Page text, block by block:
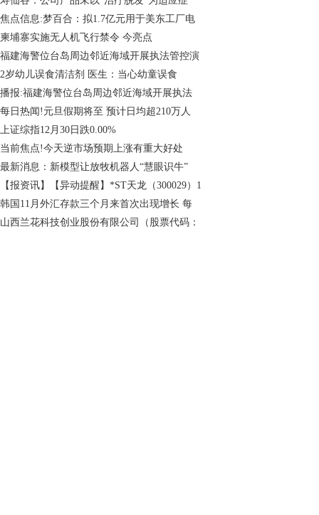
焦点信息:梦百合：拟1.7亿元用于美东工厂电
柬埔寨实施无人机飞行禁令 今亮点
福建海警位台岛周边邻近海域开展执法管控演
2岁幼儿误食清洁剂 医生：当心幼童误食
播报:福建海警位台岛周边邻近海域开展执法
每日热闻!元旦假期将至 预计日均超210万人
上证综指12月30日跌0.00%
当前焦点!今天逆市场预期上涨有重大好处
最新消息：新模型让放牧机器人“慧眼识牛”
【报资讯】【异动提醒】*ST天龙（300029）1
韩国11月外汇存款三个月来首次出现增长 每
山西兰花科技创业股份有限公司（股票代码：